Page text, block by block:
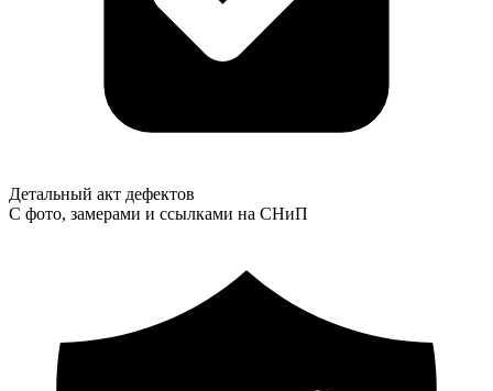
Детальный акт дефектов
С фото, замерами и ссылками на СНиП